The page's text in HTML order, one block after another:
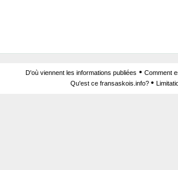
D'où viennent les informations publiées • Comment
Qu'est ce fransaskois.info? •